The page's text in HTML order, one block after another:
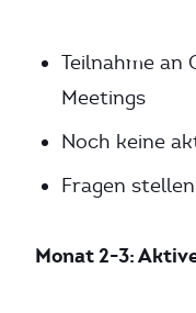
Teilnahme an
Meetings
Noch keine
Fragen
Monat 2-3: